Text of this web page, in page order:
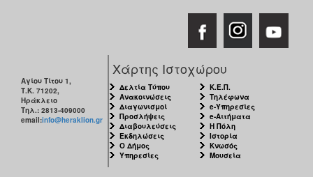
ΤΟΠΟΣ
Αγίου Τίτου 1,
Τ.Κ. 71202,
Ηράκλειο
Τηλ.: 2813-409000
email:info@heraklion.gr
Χάρτης Ιστοχώρου
Δελτία Τύπου
Ανακοινώσεις
Διαγωνισμοί
Προσλήψεις
Διαβουλεύσεις
Εκδηλώσεις
Ο Δήμος
Υπηρεσίες
Κ.Ε.Π.
Τηλέφωνα
e-Υπηρεσίες
e-Αιτήματα
Η Πόλη
Ιστορία
Κνωσός
Μουσεία